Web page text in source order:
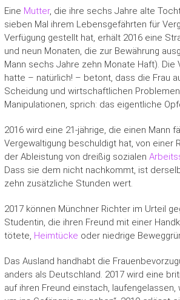
Eine Mutter, die ihre sechs Jahre alte
sieben Mal ihrem Lebensgefährten für
Verfügung gestellt hat, erhält 2016 eine
und neun Monaten, die zur Bewährung
Mann sechs Jahre zehn Monate Haft). Die
hatte – natürlich! – betont, dass die Frau
Scheidung und wirtschaftlichen
Manipulationen, sprich: das eigentliche
2016 wird eine 21-jährige, die einen Mann
Vergewaltigung beschuldigt hat, von einer
der Ableistung von dreißig sozialen
Dass sie dem nicht nachkommt, ist
zehn zusätzliche Stunden wert.
2017 können Münchner Richter im Urteil
Studentin, die ihren Freund mit einer
tötete, Heimtücke oder niedrige
Das Ausland handhabt die
anders als Deutschland. 2017 wird eine
auf ihren Freund einstach, laufengelassen,